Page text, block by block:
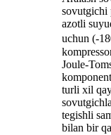
sovutgichi
azotli
uchun (-
Joule-
turli xil
tegishli
bilan bir